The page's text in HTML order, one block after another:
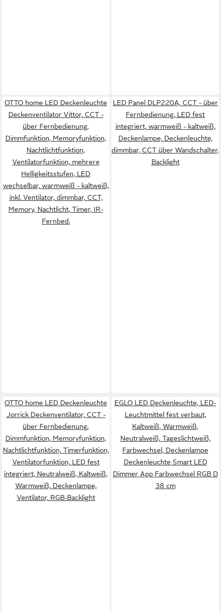
OTTO home LED Deckenleuchte
Deckenventilator Vittor, CCT -
über Fernbedienung,
Dimmfunktion, Memoryfunktion,
Nachtlichtfunktion,
Ventilatorfunktion, mehrere
Helligkeitsstufen, LED
wechselbar, warmweiß - kaltweiß,
inkl. Ventilator, dimmbar, CCT,
Memory, Nachtlicht, Timer, IR-
Fernbed.
LED Panel DLP220A, CCT - über
Fernbedienung, LED fest
integriert, warmweiß - kaltweiß,
Deckenlampe, Deckenleuchte,
dimmbar, CCT über Wandschalter,
Backlight
OTTO home LED Deckenleuchte
Jorrick Deckenventilator, CCT -
über Fernbedienung,
Dimmfunktion, Memoryfunktion,
Nachtlichtfunktion, Timerfunktion,
Ventilatorfunktion, LED fest
integriert, Neutralweiß, Kaltweiß,
Warmweiß, Deckenlampe,
Ventilator, RGB-Backlight
EGLO LED Deckenleuchte, LED-
Leuchtmittel fest verbaut,
Kaltweiß, Warmweiß,
Neutralweiß, Tageslichtweiß,
Farbwechsel, Deckenlampe
Deckenleuchte Smart LED
Dimmer App Farbwechsel RGB D
38 cm